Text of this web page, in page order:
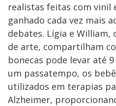
realistas feitas com vinil
ganhado cada vez mais
debates. Lígia e William,
de arte, compartilham
bonecas pode levar até
um passatempo, os
utilizados em terapias
Alzheimer,